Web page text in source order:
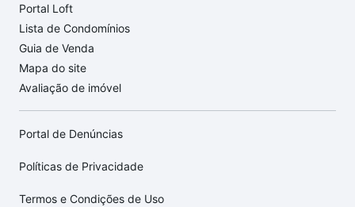
Portal Loft
Lista de Condomínios
Guia de Venda
Mapa do site
Avaliação de imóvel
Portal de Denúncias
Políticas de Privacidade
Termos e Condições de Uso